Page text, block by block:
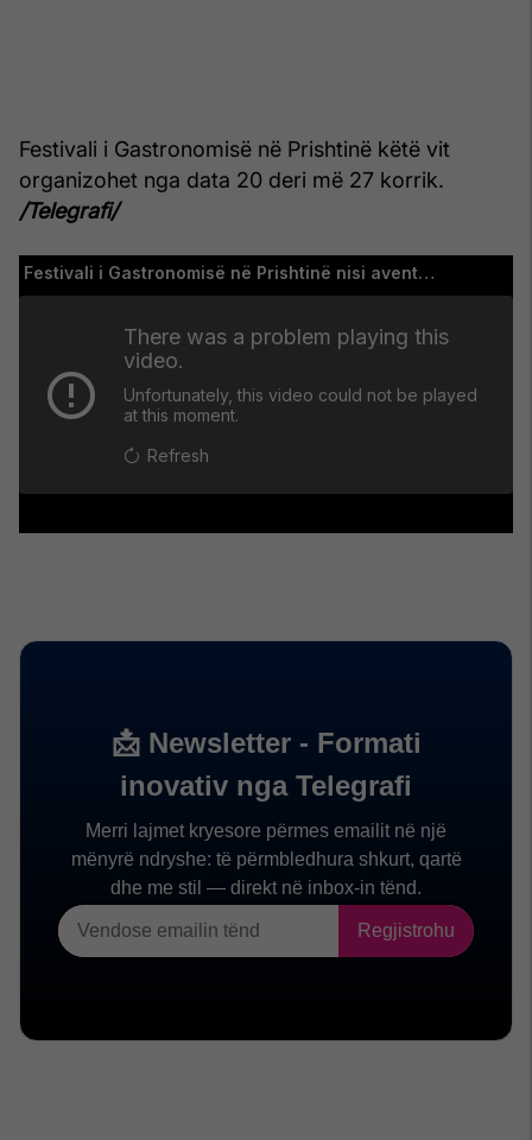
Festivali i Gastronomisë në Prishtinë këtë vit
organizohet nga data 20 deri më 27 korrik.
/Telegrafi/